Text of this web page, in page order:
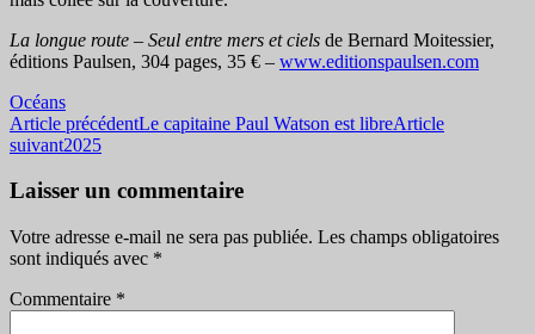
La longue route – Seul entre mers et ciels de Bernard Moitessier,
éditions Paulsen, 304 pages, 35 € – www.editionspaulsen.com
Océans
Navigation
des
articles
Article précédentLe capitaine Paul Watson est libreArticle
suivant2025
Laisser un commentaire
Votre adresse e-mail ne sera pas publiée. Les champs obligatoires
sont indiqués avec *
Commentaire *